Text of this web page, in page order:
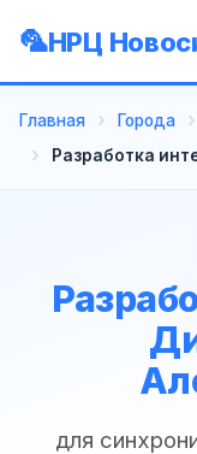
НРЦ
Главная Города
Разработка
для